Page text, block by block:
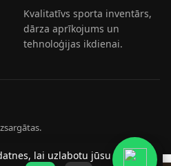
Kvalitatīvs sporta inventārs,
dārza aprīkojums un
tehnoloģijas ikdienai.
lai uzlabotu jūsu